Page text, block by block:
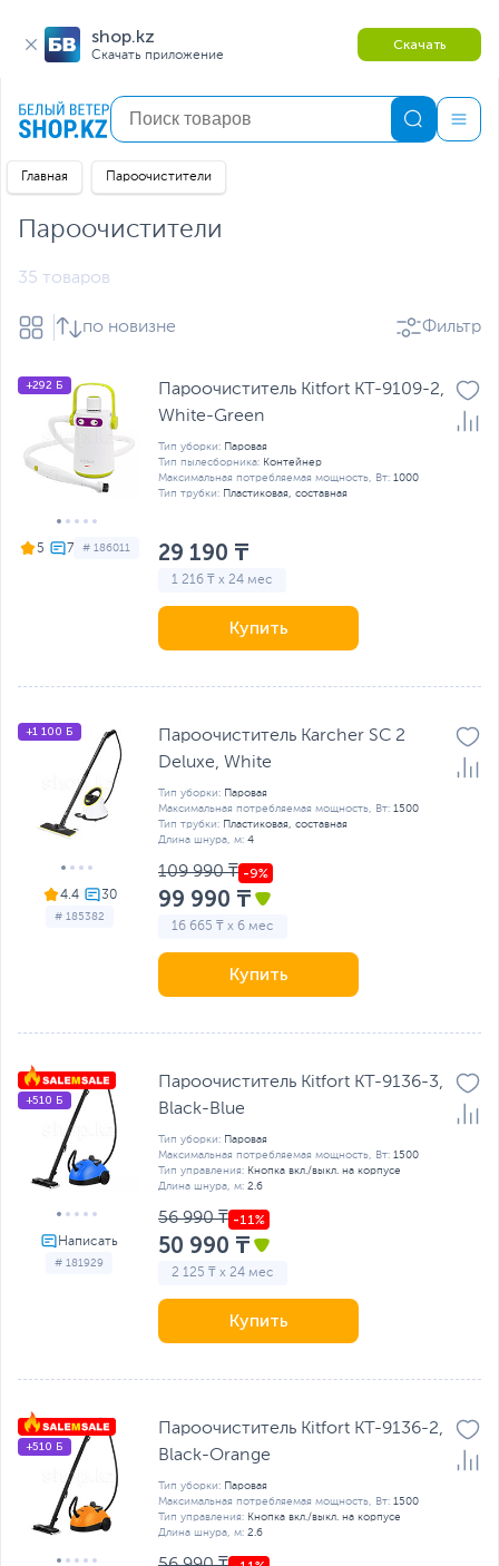
shop.kz
Скачать приложение
Скачать
Главная Пароочистители
Пароочистители
35 товаров
по новизне Фильтр
5 # 186011
+292 Б
Пароочиститель Kitfort KT-9109-2,
White-Green
Тип уборки: Паровая
Тип пылесборника: Контейнер
Максимальная потребляемая мощность, Вт: 1000
Тип трубки: Пластиковая, составная
29 190 ₸
1 216 ₸ x 24 мес
Купить
4.4
# 185382
+1 100 Б
Пароочиститель Karcher SC 2
Deluxe, White
Тип уборки: Паровая
Максимальная потребляемая мощность, Вт: 1500
Тип трубки: Пластиковая, составная
Длина шнура, м: 4
109 990 ₸
99 990 ₸
16 665 ₸ x 6 мес
Купить
# 181929
+510 Б
Пароочиститель Kitfort KT-9136-3,
Black-Blue
Тип уборки: Паровая
Максимальная потребляемая мощность, Вт: 1500
Тип управления: Кнопка вкл./выкл. на корпусе
Длина шнура, м: 2.6
56 990 ₸
50 990 ₸
2 125 ₸ x 24 мес
Купить
+510 Б
Пароочиститель Kitfort KT-9136-2,
Black-Orange
Тип уборки: Паровая
Максимальная потребляемая мощность, Вт: 1500
Тип управления: Кнопка вкл./выкл. на корпусе
Длина шнура, м: 2.6